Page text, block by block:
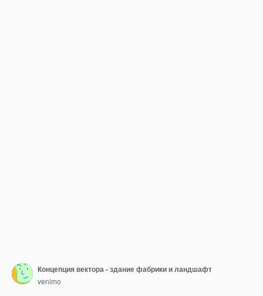
Концепция вектора - здание фабрики и ландшафт
venimo